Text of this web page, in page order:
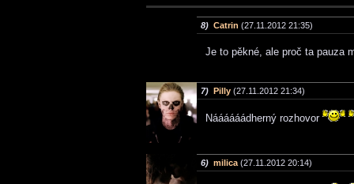
8) Catrin (27.11.2012 21:35)
Je to pěkné, ale proč ta pauza
7) Pilly (27.11.2012 21:34)
Náááááádherný rozhovor
6) milica (27.11.2012 20:14)